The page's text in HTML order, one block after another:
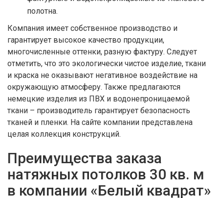
полотна.
Компания имеет собственное производство и
гарантирует высокое качество продукции,
многочисленные оттенки, разную фактуру. Следует
отметить, что это экологически чистое изделие, ткани
и краска не оказывают негативное воздействие на
окружающую атмосферу. Также предлагаются
немецкие изделия из ПВХ и водонепроницаемой
ткани – производитель гарантирует безопасность
тканей и пленки. На сайте компании представлена
целая коллекция конструкций.
Преимущества заказа
натяжных потолков 30 кв. м
в компании «Белый квадрат»